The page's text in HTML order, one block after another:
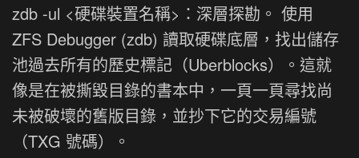
zdb -ul <硬碟裝置名稱>：深層探勘。 使用
ZFS Debugger (zdb) 讀取硬碟底層，找出儲存
池過去所有的歷史標記（Uberblocks）。這就
像是在被撕毀目錄的書本中，一頁一頁尋找尚
未被破壞的舊版目錄，並抄下它的交易編號
（TXG 號碼）。